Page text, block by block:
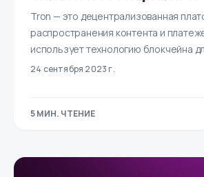
Tron — это децентрализованная
распространения контента и
использует технологию блокчейна
24 сентября 2023 г.
5 МИН. ЧТЕНИЕ